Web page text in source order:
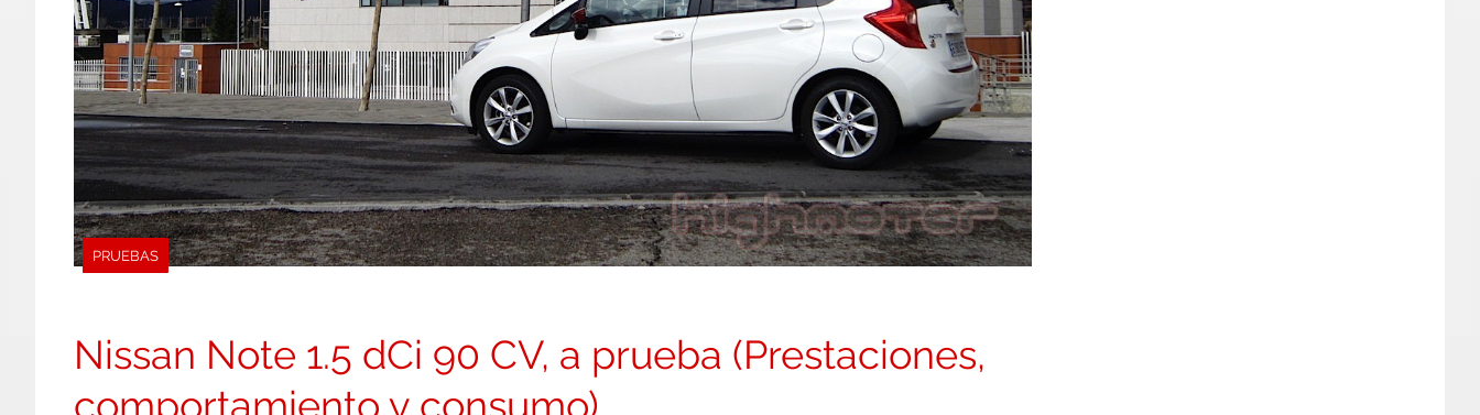
PRUEBAS
Nissan Note 1.5 dCi 90 CV, a prueba (Prestaciones,
comportamiento y consumo)